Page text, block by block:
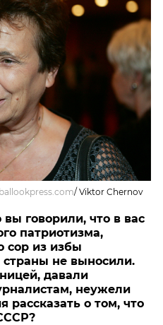
/Viktor Chernov
говорили, что в вас
патриотизма,
сор из избы
страны не выносили.
давали
неужели
о том, что